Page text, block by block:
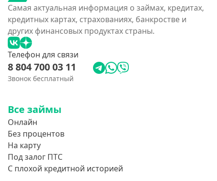
Самая актуальная информация о займах, кредитах,
кредитных картах, страхованиях, банкростве и
других финансовых продуктах страны.
Телефон для связи
8 804 700 03 11
Звонок бесплатный
Все займы
Онлайн
Без процентов
На карту
Под залог ПТС
С плохой кредитной историей